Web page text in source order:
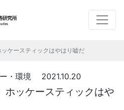
ケースティックはやはり嘘だ
・環境 2021.10.20
ホッケースティックはや